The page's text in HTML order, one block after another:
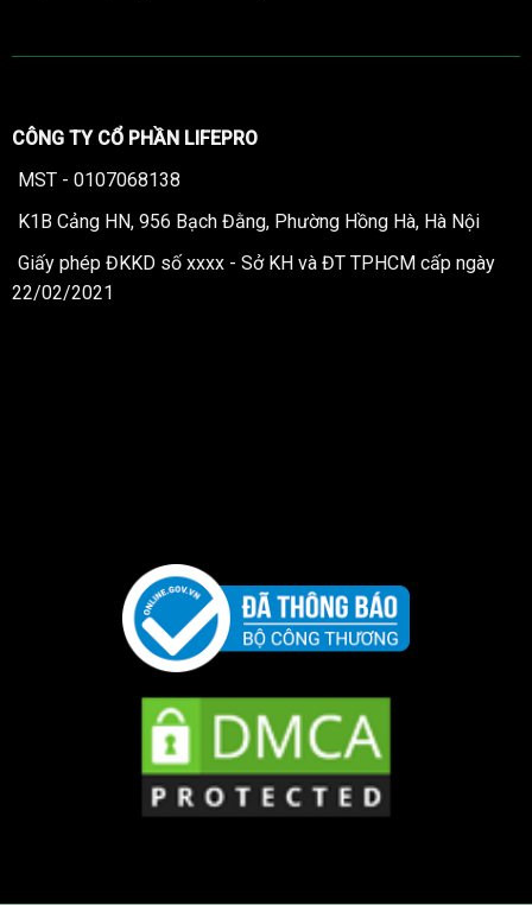
CÔNG TY CỔ PHẦN LIFEPRO
MST - 0107068138
K1B Cảng HN, 956 Bạch Đằng, Phường Hồng Hà, Hà Nội
Giấy phép ĐKKD số xxxx - Sở KH và ĐT TPHCM cấp ngày
22/02/2021